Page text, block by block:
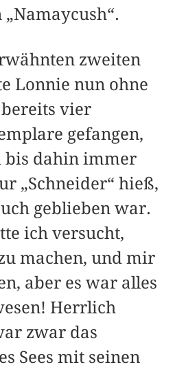
zweiten
Lonnie nun ohne
vier
gefangen,
bis dahin immer
„Schneider“ hieß,
geblieben war.
ich versucht,
machen, und mir
aber es war alles
Herrlich
zwar das
Sees mit seinen